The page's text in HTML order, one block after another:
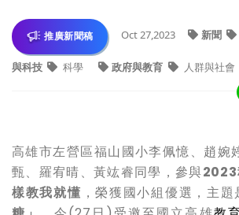
推廣新聞稿 Oct 27,2023 新聞
與科技 科學 政府與教育 人群與社會
高雄市左營區福山國小李佩憶、趙婉
甄、羅宥晴、黃竑睿同學，參與2023
樣教我就懂 ，榮獲國小組優選，主題